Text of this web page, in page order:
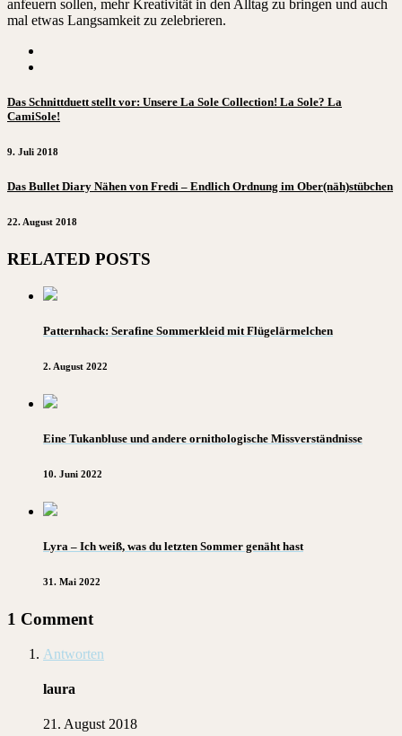
anfeuern sollen, mehr Kreativität in den Alltag zu bringen und auch
mal etwas Langsamkeit zu zelebrieren.
Das Schnittduett stellt vor: Unsere La Sole Collection! La Sole? La
CamiSole!
9. Juli 2018
Das Bullet Diary Nähen von Fredi – Endlich Ordnung im Ober(näh)stübchen
22. August 2018
RELATED POSTS
Patternhack: Serafine Sommerkleid mit Flügelärmelchen
2. August 2022
Eine Tukanbluse und andere ornithologische Missverständnisse
10. Juni 2022
Lyra – Ich weiß, was du letzten Sommer genäht hast
31. Mai 2022
1 Comment
Antworten
laura
21. August 2018